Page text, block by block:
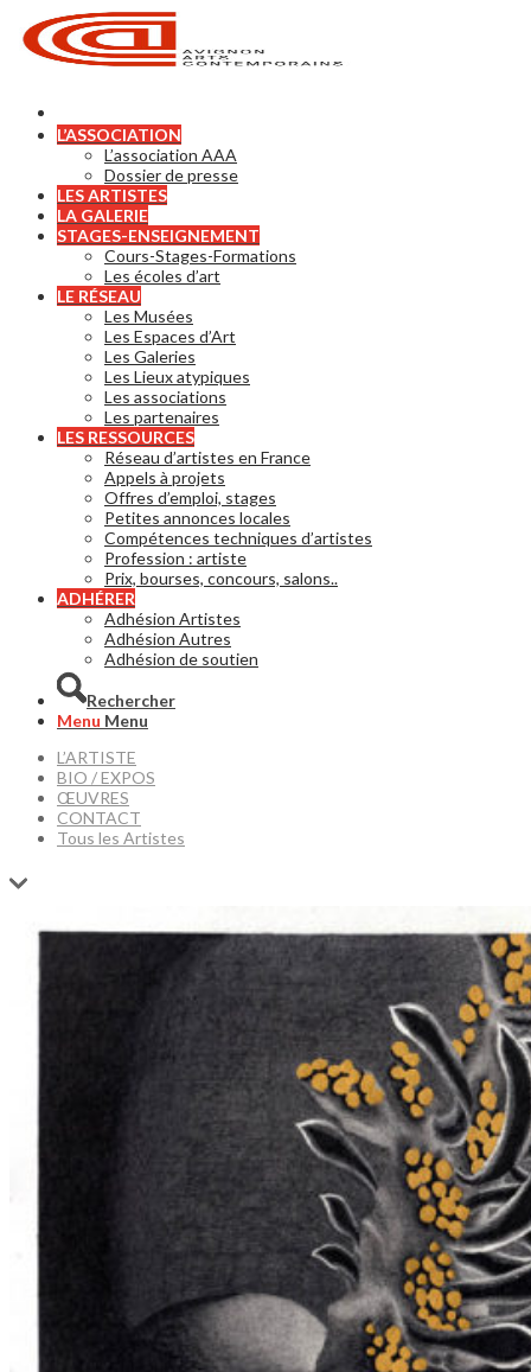
L’ASSOCIATION
L’association AAA
Dossier de presse
LES ARTISTES
LA GALERIE
STAGES-ENSEIGNEMENT
Cours-Stages-Formations
Les écoles d’art
LE RÉSEAU
Les Musées
Les Espaces d’Art
Les Galeries
Les Lieux atypiques
Les associations
Les partenaires
LES RESSOURCES
Réseau d’artistes en France
Appels à projets
Offres d’emploi, stages
Petites annonces locales
Compétences techniques d’artistes
Profession : artiste
Prix, bourses, concours, salons..
ADHÉRER
Adhésion Artistes
Adhésion Autres
Adhésion de soutien
Rechercher
Menu Menu
L’ARTISTE
BIO / EXPOS
ŒUVRES
CONTACT
Tous les Artistes